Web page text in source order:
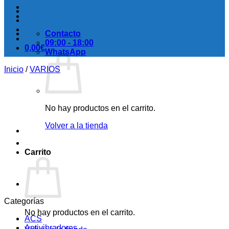
0,00€
No hay productos en el carrito.
Volver a la tienda
Carrito
No hay productos en el carrito.
Contacto
09:00 - 18:00
WhatsApp
Inicio / VARIOS
Categorías
ACS